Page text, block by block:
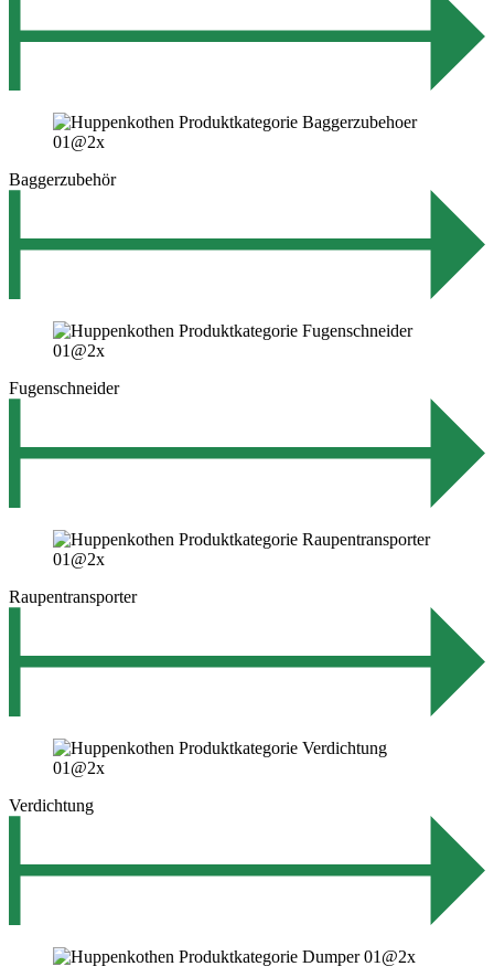
Baggerzubehör
Fugenschneider
Raupentransporter
Verdichtung